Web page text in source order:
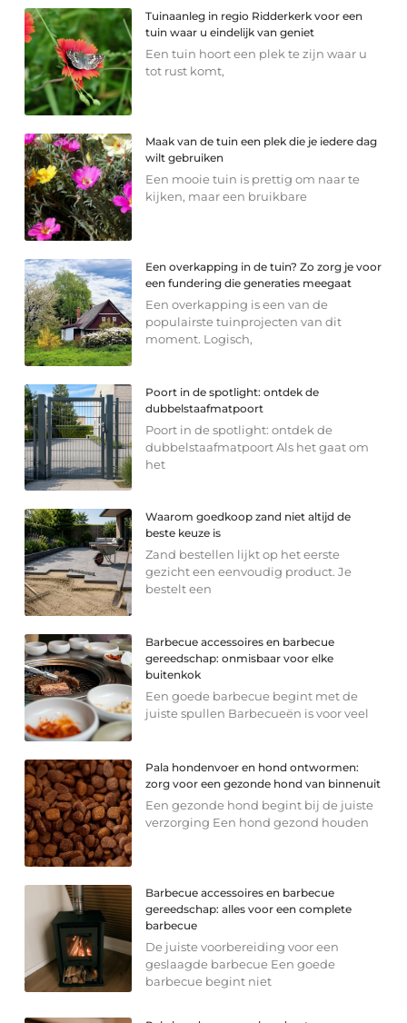
Tuinaanleg in regio Ridderkerk voor een
tuin waar u eindelijk van geniet
Een tuin hoort een plek te zijn waar u
tot rust komt,
Maak van de tuin een plek die je iedere dag
wilt gebruiken
Een mooie tuin is prettig om naar te
kijken, maar een bruikbare
Een overkapping in de tuin? Zo zorg je voor
een fundering die generaties meegaat
Een overkapping is een van de
populairste tuinprojecten van dit
moment. Logisch,
Poort in de spotlight: ontdek de
dubbelstaafmatpoort
Poort in de spotlight: ontdek de
dubbelstaafmatpoort Als het gaat om
het
Waarom goedkoop zand niet altijd de
beste keuze is
Zand bestellen lijkt op het eerste
gezicht een eenvoudig product. Je
bestelt een
Barbecue accessoires en barbecue
gereedschap: onmisbaar voor elke
buitenkok
Een goede barbecue begint met de
juiste spullen Barbecueën is voor veel
Pala hondenvoer en hond ontwormen:
zorg voor een gezonde hond van binnenuit
Een gezonde hond begint bij de juiste
verzorging Een hond gezond houden
Barbecue accessoires en barbecue
gereedschap: alles voor een complete
barbecue
De juiste voorbereiding voor een
geslaagde barbecue Een goede
barbecue begint niet